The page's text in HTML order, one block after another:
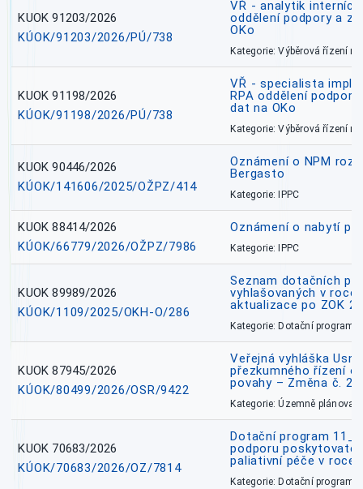
KUOK 91203/2026
KÚOK/91203/2026/PÚ/738
VŘ - analytik
oddělení podpory a
OKo
Kategorie: Výběrová řízení
KUOK 91198/2026
KÚOK/91198/2026/PÚ/738
VŘ - specialista
RPA oddělení
dat na OKo
Kategorie: Výběrová řízení
KUOK 90446/2026
KÚOK/141606/2025/OŽPZ/414
Oznámení o NPM
Bergasto
Kategorie: IPPC
KUOK 88414/2026
KÚOK/66779/2026/OŽPZ/7986
Oznámení o nabytí
Kategorie: IPPC
KUOK 89989/2026
KÚOK/1109/2025/OKH-O/286
Seznam dotačních
vyhlašovaných v roce
aktualizace po ZOK
Kategorie: Dotační
KUOK 87945/2026
KÚOK/80499/2026/OSR/9422
Veřejná vyhláška
přezkumného řízení
povahy – Změna č. 2
Kategorie: Územně
KUOK 70683/2026
KÚOK/70683/2026/OZ/7814
Dotační program
podporu
paliativní péče v roce
Kategorie: Dotační